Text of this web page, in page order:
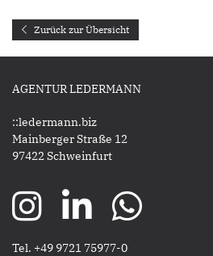
Zurück zur Übersicht
AGENTUR LEDERMANN
::ledermann.biz
Mainberger Straße 12
97422 Schweinfurt
Tel. +49 9721 75977-0